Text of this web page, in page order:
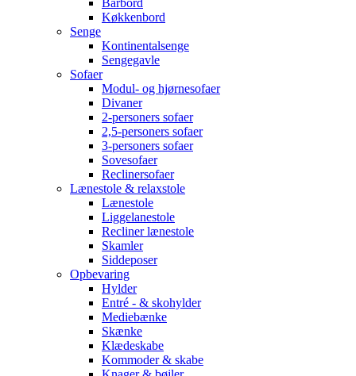
Barbord
Køkkenbord
Senge
Kontinentalsenge
Sengegavle
Sofaer
Modul- og hjørnesofaer
Divaner
2-personers sofaer
2,5-personers sofaer
3-personers sofaer
Sovesofaer
Reclinersofaer
Lænestole & relaxstole
Lænestole
Liggelanestole
Recliner lænestole
Skamler
Siddeposer
Opbevaring
Hylder
Entré - & skohylder
Mediebænke
Skænke
Klædeskabe
Kommoder & skabe